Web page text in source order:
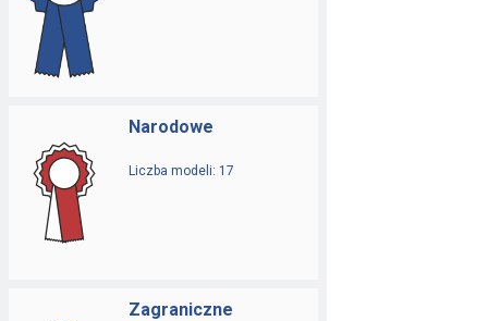
Narodowe
Liczba modeli: 17
Zagraniczne